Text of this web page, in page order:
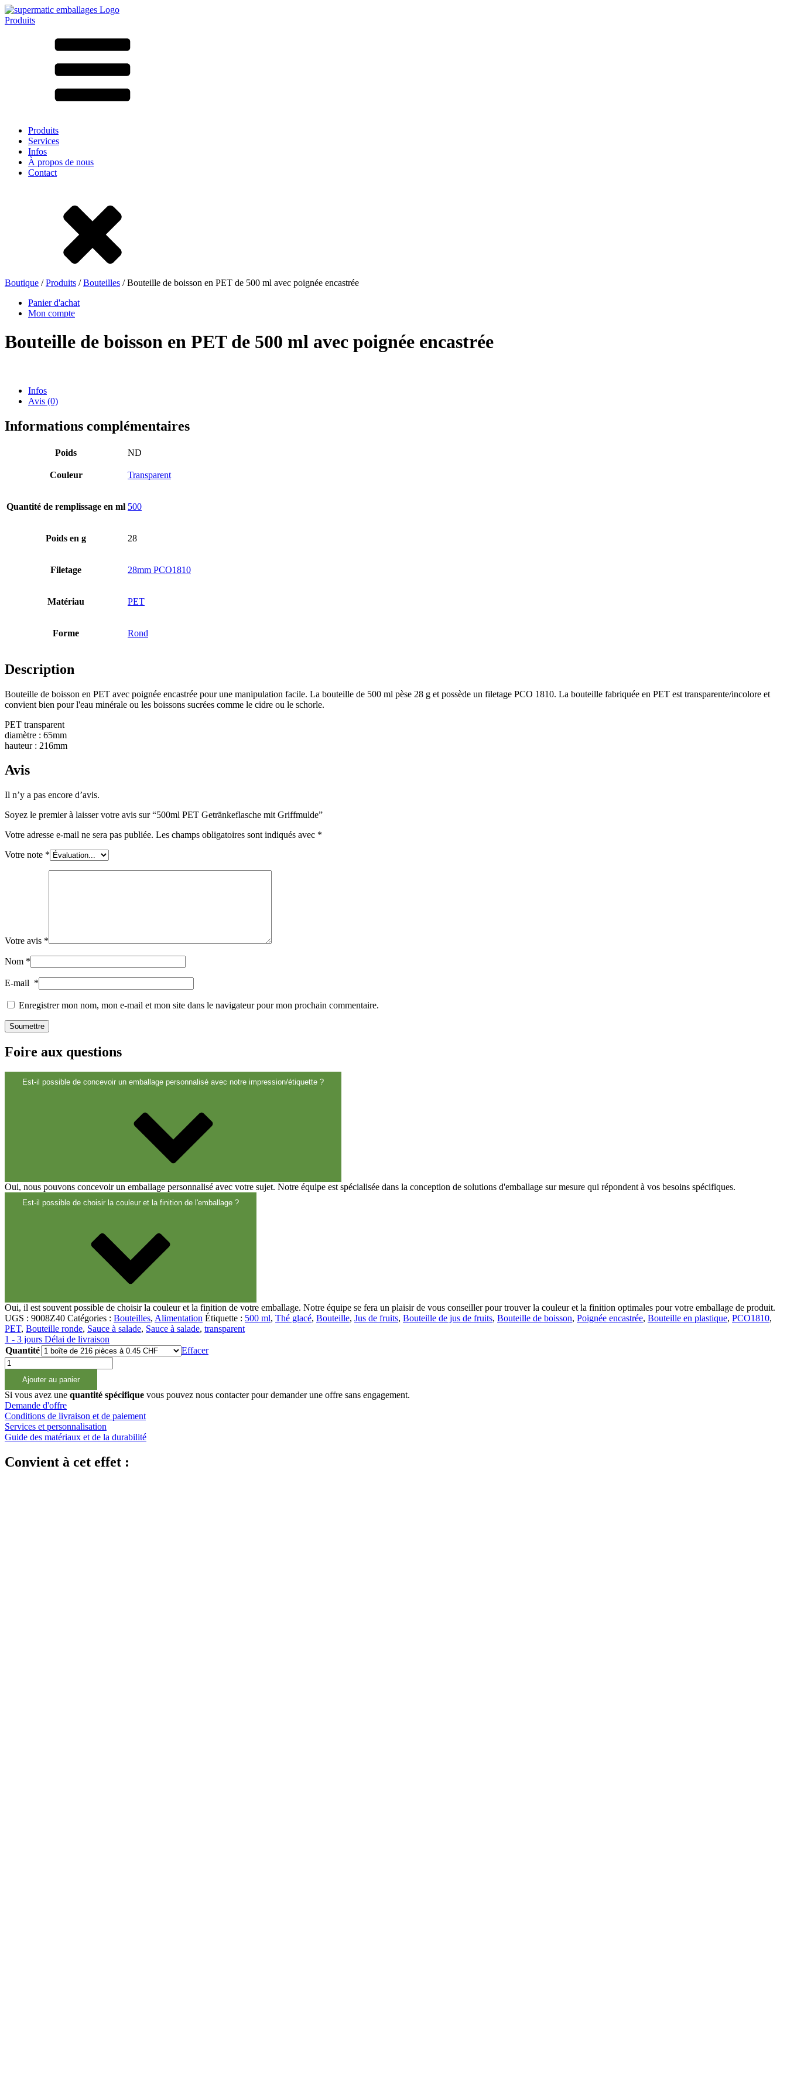
Produits
LD-PE
Sachets et bag-in-box
Bouteilles de bière
Distributeurs et pompes
Boîtes(73)
Pulvérisateur fin(8)
Bouteilles Hotfill(6)
Cosmétiques(292)
Alimentation
Durable(301)
Bouteilles de sauce
Réservoirs(2)
Fermetures(173)
Produits
Services
Infos
À propos de nous
Contact
Boutique /Produits /Bouteilles / Bouteille de boisson en PET de 500 ml avec poignée encastrée
Panier d'achat
Mon compte
Bouteille de boisson en PET de 500 ml avec poignée encastrée
Infos
Avis (0)
Informations complémentaires
Poids ND
Couleur Transparent
Quantité de remplissage en ml 500
Poids en g 28
Filetage 28mm PCO1810
Matériau PET
Forme Rond
Description
Bouteille de boisson en PET avec poignée encastrée pour une manipulation facile. La bouteille de 500 ml pèse 28 g et possède un filetage PCO 1810. La bouteille fabriquée en PET est transparente/incolore et
convient bien pour l'eau minérale ou les boissons sucrées comme le cidre ou le schorle.
PET transparent
diamètre : 65mm
hauteur : 216mm
Avis
Il n’y a pas encore d’avis.
Soyez le premier à laisser votre avis sur “500ml PET Getränkeflasche mit Griffmulde”
Votre adresse e-mail ne sera pas publiée. Les champs obligatoires sont indiqués avec *
Votre note *
Votre avis *
Nom *
E-mail *
Enregistrer mon nom, mon e-mail et mon site dans le navigateur pour mon prochain commentaire.
Foire aux questions
Est-il possible de concevoir un emballage personnalisé avec notre impression/étiquette ?
Oui, nous pouvons concevoir un emballage personnalisé avec votre sujet. Notre équipe est spécialisée dans la conception de solutions d'emballage sur mesure qui répondent à vos besoins spécifiques.
Est-il possible de choisir la couleur et la finition de l'emballage ?
Oui, il est souvent possible de choisir la couleur et la finition de votre emballage. Notre équipe se fera un plaisir de vous conseiller pour trouver la couleur et la finition optimales pour votre emballage de produit.
UGS : 9008Z40 Catégories : Bouteilles, Alimentation Étiquette : 500 ml, Thé glacé, Bouteille, Jus de fruits, Bouteille de jus de fruits, Bouteille de boisson, Poignée encastrée, Bouteille en plastique, PCO1810,
PET, Bouteille ronde, Sauce à salade, Sauce à salade, transparent
1 - 3 jours Délai de livraison
Quantité
Effacer
quantité
de
500ml
PET
Getränkeflasche
mit
Griffmulde
Ajouter au panier
Si vous avez une quantité spécifique vous pouvez nous contacter pour demander une offre sans engagement.
Demande d'offre
Conditions de livraison et de paiement
Services et personnalisation
Guide des matériaux et de la durabilité
Convient à cet effet :